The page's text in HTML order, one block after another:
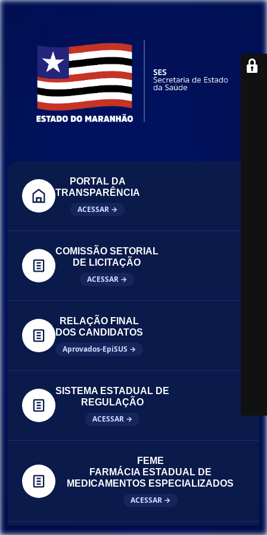
PORTAL DA
TRANSPARÊNCIA
ACESSAR →
COMISSÃO SETORIAL
DE LICITAÇÃO
ACESSAR →
RELAÇÃO FINAL
DOS CANDIDATOS
Aprovados-EpiSUS →
SISTEMA ESTADUAL DE
REGULAÇÃO
ACESSAR →
FEME
FARMÁCIA ESTADUAL DE
MEDICAMENTOS ESPECIALIZADOS
ACESSAR →